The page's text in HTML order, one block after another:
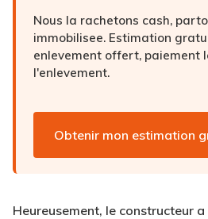
Nous la rachetons cash,
immobilisee. Estimation
enlevement offert, paiement
l'enlevement.
Obtenir mon estimation
Heureusement, le constructeur